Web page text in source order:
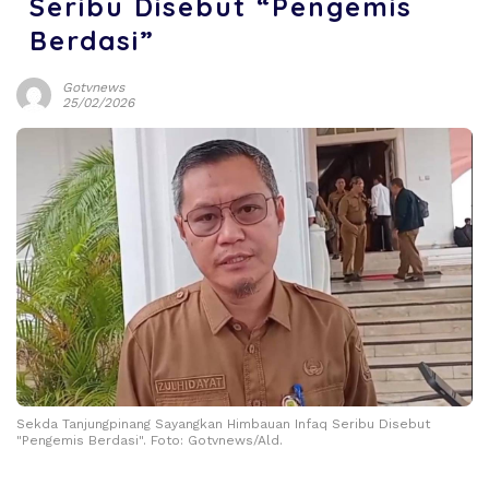
Berdasi”
Gotvnews
25/02/2026
Sekda Tanjungpinang Sayangkan Himbauan Infaq Seribu Disebut
"Pengemis Berdasi". Foto: Gotvnews/Ald.